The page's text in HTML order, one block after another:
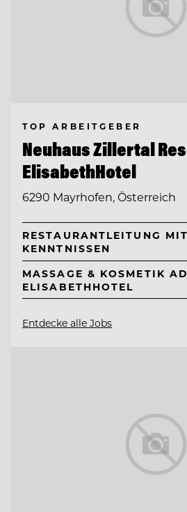
TOP ARBEITGEBER
Neuhaus Zillertal
ElisabethHotel
6290 Mayrhofen, Österreich
RESTAURANTLEITUNG
KENNTNISSEN
MASSAGE & KOSMETIK
ELISABETHHOTEL
Entdecke alle Jobs